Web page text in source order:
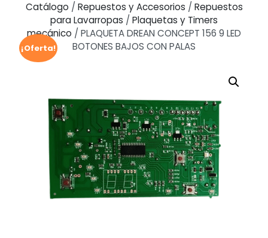
¡Oferta!
Catálogo / Repuestos y Accesorios / Repuestos
para Lavarropas / Plaquetas y Timers
mecánico / PLAQUETA DREAN CONCEPT 156 9 LED
BOTONES BAJOS CON PALAS